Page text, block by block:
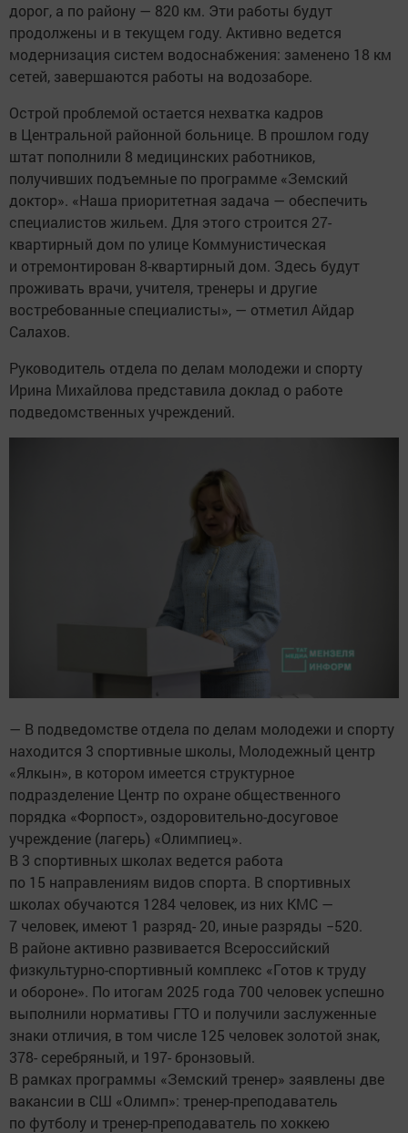
дорог, а по району — 820 км. Эти работы будут
продолжены и в текущем году. Активно ведется
модернизация систем водоснабжения: заменено 18 км
сетей, завершаются работы на водозаборе.
Острой проблемой остается нехватка кадров
в Центральной районной больнице. В прошлом году
штат пополнили 8 медицинских работников,
получивших подъемные по программе «Земский
доктор». «Наша приоритетная задача — обеспечить
специалистов жильем. Для этого строится 27-
квартирный дом по улице Коммунистическая
и отремонтирован 8-квартирный дом. Здесь будут
проживать врачи, учителя, тренеры и другие
востребованные специалисты», — отметил Айдар
Салахов.
Руководитель отдела по делам молодежи и спорту
Ирина Михайлова представила доклад о работе
подведомственных учреждений.
— В подведомстве отдела по делам молодежи и спорту
находится 3 спортивные школы, Молодежный центр
«Ялкын», в котором имеется структурное
подразделение Центр по охране общественного
порядка «Форпост», оздоровительно-досуговое
учреждение (лагерь) «Олимпиец».
В 3 спортивных школах ведется работа
по 15 направлениям видов спорта. В спортивных
школах обучаются 1284 человек, из них КМС —
7 человек, имеют 1 разряд- 20, иные разряды −520.
В районе активно развивается Всероссийский
физкультурно-спортивный комплекс «Готов к труду
и обороне». По итогам 2025 года 700 человек успешно
выполнили нормативы ГТО и получили заслуженные
знаки отличия, в том числе 125 человек золотой знак,
378- серебряный, и 197- бронзовый.
В рамках программы «Земский тренер» заявлены две
вакансии в СШ «Олимп»: тренер-преподаватель
по футболу и тренер-преподаватель по хоккею